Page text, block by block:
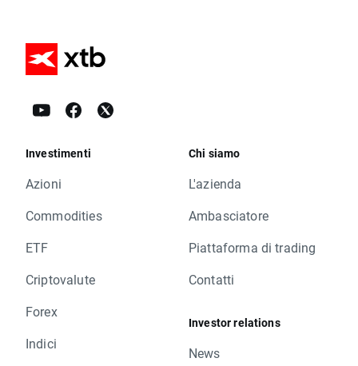
Investimenti
Azioni
Commodities
ETF
Criptovalute
Forex
Indici
Chi siamo
L'azienda
Ambasciatore
Piattaforma di trading
Contatti
Investor relations
News